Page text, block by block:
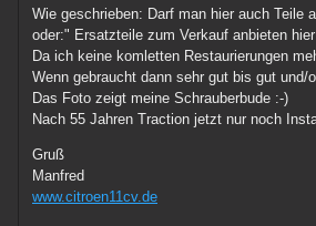
Wie geschrieben: Darf man hier auch Teile
oder:" Ersatzteile zum Verkauf anbieten
Da ich keine komletten Restaurierungen
Wenn gebraucht dann sehr gut bis gut und/
Das Foto zeigt meine Schrauberbude :-)
Nach 55 Jahren Traction jetzt nur noch
Gruß
Manfred
www.citroen11cv.de